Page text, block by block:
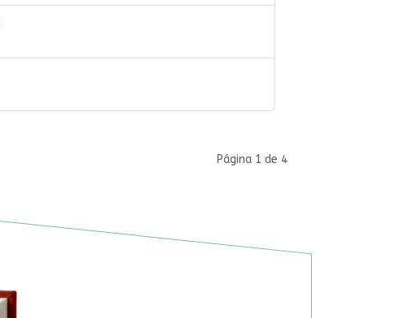
Página 1 de 4